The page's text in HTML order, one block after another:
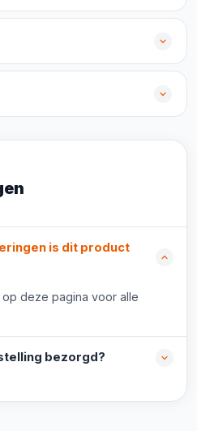
is dit product
deze pagina voor alle
bezorgd?